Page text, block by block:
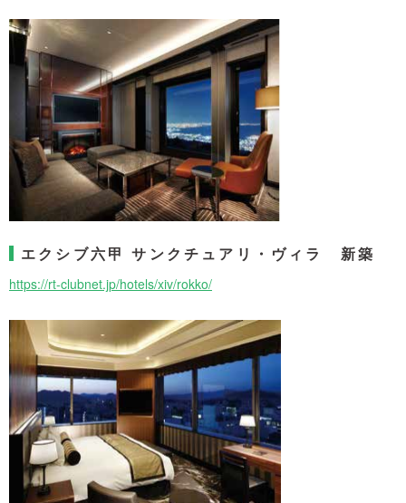
エクシブ六甲 サンクチュアリ・ヴィラ 新築
https://rt-clubnet.jp/hotels/xiv/rokko/